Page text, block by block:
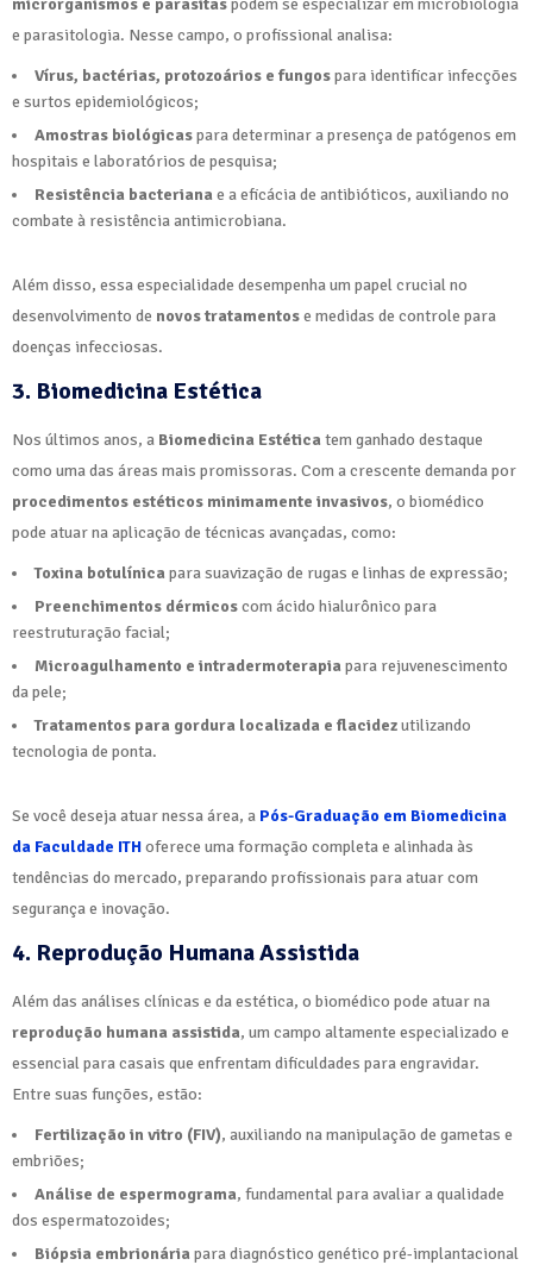
e parasitologia. Nesse campo, o profissional analisa:
Vírus, bactérias, protozoários e fungospara identificar infecções
e surtos epidemiológicos;
Amostras biológicaspara determinar a presença de patógenos em
hospitais e laboratórios de pesquisa;
Resistência bacteriana e a eficácia de antibióticos, auxiliando no
combate à resistência antimicrobiana.
Além disso, essa especialidade desempenha um papel crucial no
desenvolvimento de novos tratamentose medidas de controle para
doenças infecciosas.
3. Biomedicina Estética
Nos últimos anos, a Biomedicina Estética tem ganhado destaque
como uma das áreas mais promissoras. Com a crescente demanda por
procedimentos estéticos minimamente invasivos, o biomédico
pode atuar na aplicação de técnicas avançadas, como:
Toxina botulínica para suavização de rugas e linhas de expressão;
Preenchimentos dérmicoscom ácido hialurônico para
reestruturação facial;
Microagulhamento e intradermoterapia para rejuvenescimento
da pele;
Tratamentos para gordura localizada e flacidezutilizando
tecnologia de ponta.
Se você deseja atuar nessa área, a Pós-Graduação em Biomedicina
da Faculdade ITHoferece uma formação completa e alinhada às
tendências do mercado, preparando profissionais para atuar com
segurança e inovação.
4. Reprodução Humana Assistida
Além das análises clínicas e da estética, o biomédico pode atuar na
reprodução humana assistida, um campo altamente especializado e
essencial para casais que enfrentam dificuldades para engravidar.
Entre suas funções, estão:
Fertilização in vitro (FIV), auxiliando na manipulação de gametas e
embriões;
Análise de espermograma, fundamental para avaliar a qualidade
dos espermatozoides;
Biópsia embrionária para diagnóstico genético pré-implantacional